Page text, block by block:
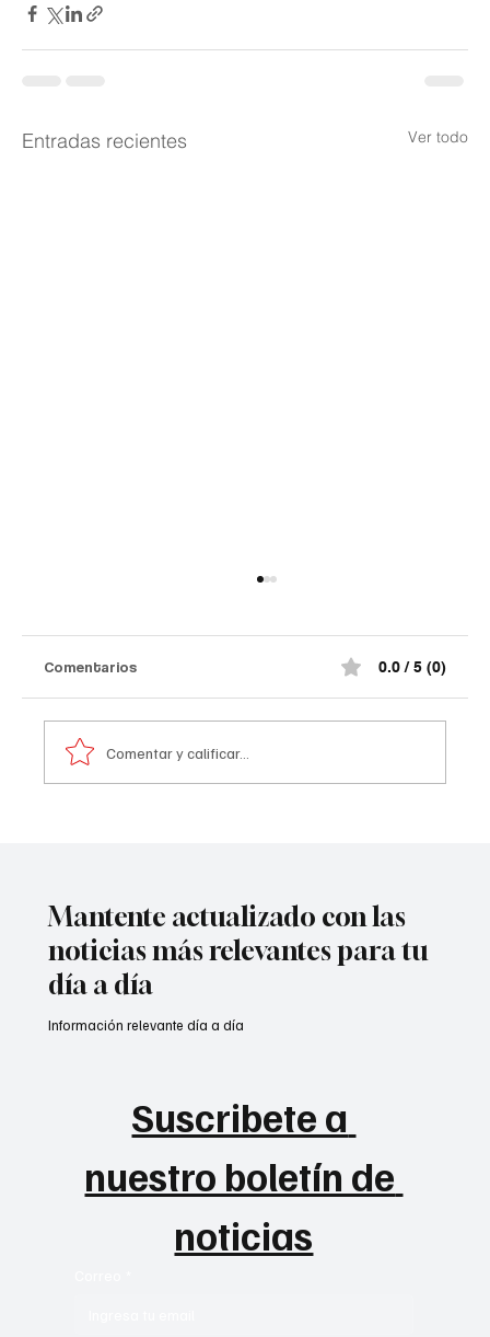
Entradas recientes Ver todo
Comentarios 0.0 / 5 (0)
Comentar y calificar...
Mantente actualizado con las
noticias más relevantes para tu
día a día
Suscribete a
nuestro boletín de
noticias
Información relevante día a día